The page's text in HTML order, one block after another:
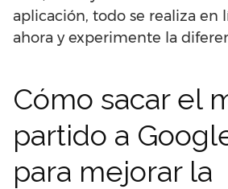
aplicación, todo se realiza en
ahora y experimente la
Cómo sacar el
partido a
para mejorar la